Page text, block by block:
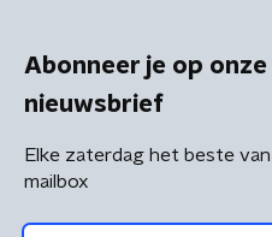
Abonneer je op
nieuwsbrief
Elke zaterdag het beste
mailbox